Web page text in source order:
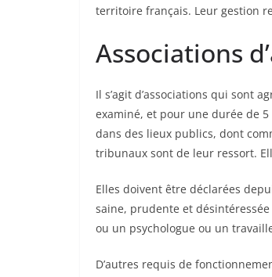
territoire français. Leur gestion
Associations
Il s’agit d’associations qui sont
examiné, et pour une durée de
dans des lieux publics, dont
tribunaux sont de leur ressort.
Elles doivent être déclarées
saine, prudente et
ou un psychologue ou un
D’autres requis de